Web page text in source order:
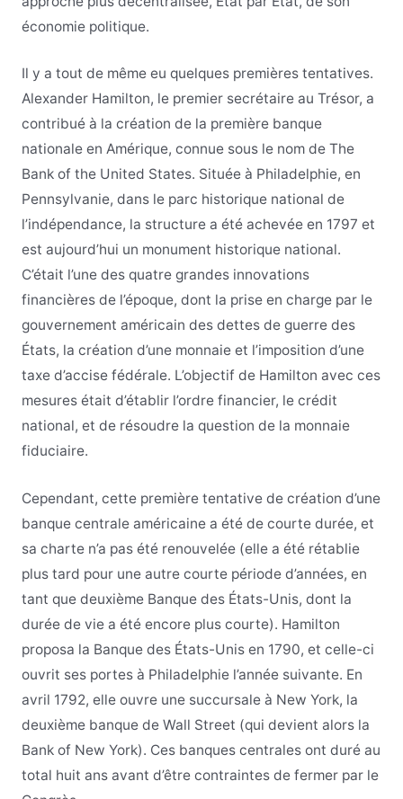
économie politique.
Il y a tout de même eu quelques premières tentatives.
Alexander Hamilton, le premier secrétaire au Trésor, a
contribué à la création de la première banque
nationale en Amérique, connue sous le nom de The
Bank of the United States. Située à Philadelphie, en
Pennsylvanie, dans le parc historique national de
l’indépendance, la structure a été achevée en 1797 et
est aujourd’hui un monument historique national.
C’était l’une des quatre grandes innovations
financières de l’époque, dont la prise en charge par le
gouvernement américain des dettes de guerre des
États, la création d’une monnaie et l’imposition d’une
taxe d’accise fédérale. L’objectif de Hamilton avec ces
mesures était d’établir l’ordre financier, le crédit
national, et de résoudre la question de la monnaie
fiduciaire.
Cependant, cette première tentative de création d’une
banque centrale américaine a été de courte durée, et
sa charte n’a pas été renouvelée (elle a été rétablie
plus tard pour une autre courte période d’années, en
tant que deuxième Banque des États-Unis, dont la
durée de vie a été encore plus courte). Hamilton
proposa la Banque des États-Unis en 1790, et celle-ci
ouvrit ses portes à Philadelphie l’année suivante. En
avril 1792, elle ouvre une succursale à New York, la
deuxième banque de Wall Street (qui devient alors la
Bank of New York). Ces banques centrales ont duré au
total huit ans avant d’être contraintes de fermer par le